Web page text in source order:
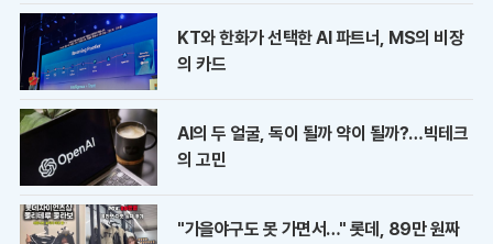
KT와 한화가 선택한 AI 파트너, MS의 비장
의 카드
AI의 두 얼굴, 독이 될까 약이 될까?…빅테크
의 고민
"가을야구도 못 가면서…" 롯데, 89만 원짜